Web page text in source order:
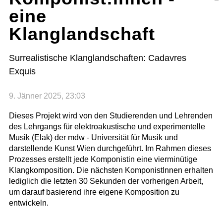
eine
Klanglandschaft
Surrealistische Klanglandschaften: Cadavres
Exquis
9. Jänner 2025, 23:03
Dieses Projekt wird von den Studierenden und Lehrenden
des Lehrgangs für elektroakustische und experimentelle
Musik (Elak) der mdw - Universität für Musik und
darstellende Kunst Wien durchgeführt. Im Rahmen dieses
Prozesses erstellt jede Komponistin eine vierminütige
Klangkomposition. Die nächsten KomponistInnen erhalten
lediglich die letzten 30 Sekunden der vorherigen Arbeit,
um darauf basierend ihre eigene Komposition zu
entwickeln.